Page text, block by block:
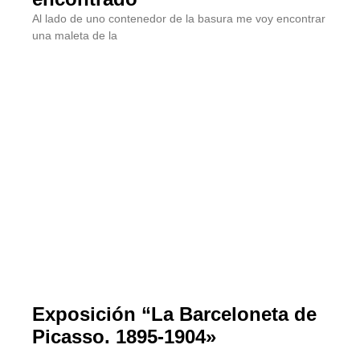
Al lado de uno contenedor de la basura me voy encontrar
una maleta de la
Exposición “La Barceloneta de
Picasso. 1895-1904»